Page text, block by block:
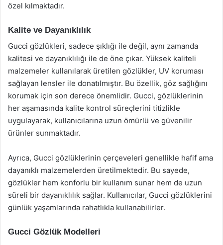
özel kılmaktadır.
Kalite ve Dayanıklılık
Gucci gözlükleri, sadece şıklığı ile değil, aynı zamanda
kalitesi ve dayanıklılığı ile de öne çıkar. Yüksek kaliteli
malzemeler kullanılarak üretilen gözlükler, UV koruması
sağlayan lensler ile donatılmıştır. Bu özellik, göz sağlığını
korumak için son derece önemlidir. Gucci, gözlüklerinin
her aşamasında kalite kontrol süreçlerini titizlikle
uygulayarak, kullanıcılarına uzun ömürlü ve güvenilir
ürünler sunmaktadır.
Ayrıca, Gucci gözlüklerinin çerçeveleri genellikle hafif ama
dayanıklı malzemelerden üretilmektedir. Bu sayede,
gözlükler hem konforlu bir kullanım sunar hem de uzun
süreli bir dayanıklılık sağlar. Kullanıcılar, Gucci gözlüklerini
günlük yaşamlarında rahatlıkla kullanabilirler.
Gucci Gözlük Modelleri